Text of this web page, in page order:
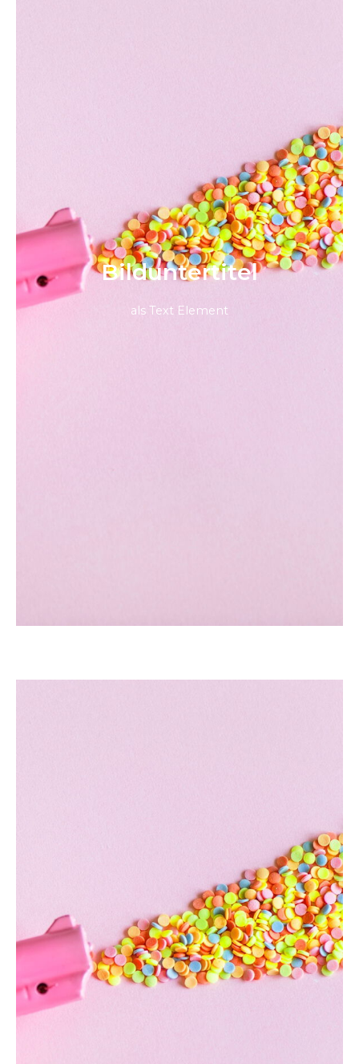
Bild­unter­titel
als Text Element